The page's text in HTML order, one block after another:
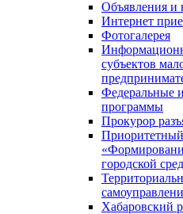
Объявления и
Интернет
Фотогалерея
субъектов
Федеральные
программы
Прокурор
городской
Хабаровский